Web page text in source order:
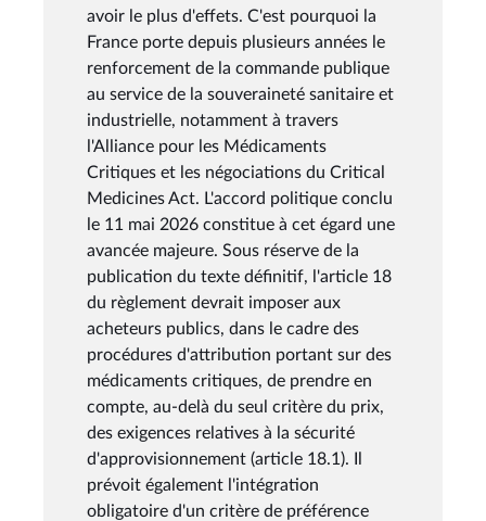
avoir le plus d'effets. C'est pourquoi la
France porte depuis plusieurs années le
renforcement de la commande publique
au service de la souveraineté sanitaire et
industrielle, notamment à travers
l'Alliance pour les Médicaments
Critiques et les négociations du Critical
Medicines Act. L'accord politique conclu
le 11 mai 2026 constitue à cet égard une
avancée majeure. Sous réserve de la
publication du texte définitif, l'article 18
du règlement devrait imposer aux
acheteurs publics, dans le cadre des
procédures d'attribution portant sur des
médicaments critiques, de prendre en
compte, au-delà du seul critère du prix,
des exigences relatives à la sécurité
d'approvisionnement (article 18.1). Il
prévoit également l'intégration
obligatoire d'un critère de préférence